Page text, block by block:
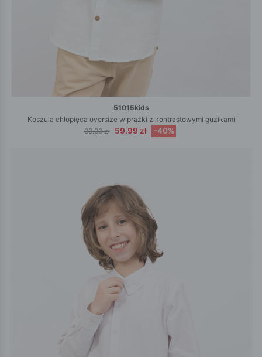
51015kids
Koszula chłopięca oversize w prążki z kontrastowymi guzikami
99.99 zł
59.99 zł -40%